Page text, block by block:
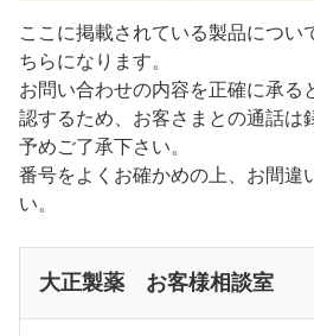
ここに掲載されている製品につい
ちらになります。
お問い合わせの内容を正確に承る
認するため、お客さまとの通話は
予めご了承下さい。
番号をよくお確かめの上、お間違
い。
大正製薬 お客様相談室